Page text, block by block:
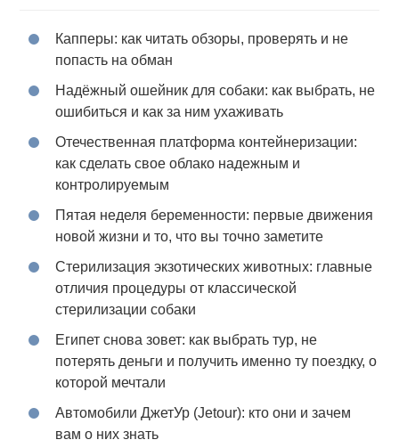
Капперы: как читать обзоры, проверять и не
попасть на обман
Надёжный ошейник для собаки: как выбрать, не
ошибиться и как за ним ухаживать
Отечественная платформа контейнеризации:
как сделать свое облако надежным и
контролируемым
Пятая неделя беременности: первые движения
новой жизни и то, что вы точно заметите
Стерилизация экзотических животных: главные
отличия процедуры от классической
стерилизации собаки
Египет снова зовет: как выбрать тур, не
потерять деньги и получить именно ту поездку, о
которой мечтали
Автомобили ДжетУр (Jetour): кто они и зачем
вам о них знать